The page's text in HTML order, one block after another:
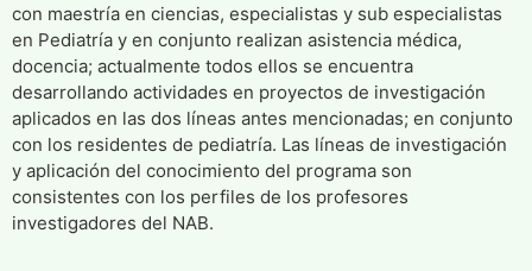
con maestría en ciencias, especialistas y sub especialistas
en Pediatría y en conjunto realizan asistencia médica,
docencia; actualmente todos ellos se encuentra
desarrollando actividades en proyectos de investigación
aplicados en las dos líneas antes mencionadas; en conjunto
con los residentes de pediatría. Las líneas de investigación
y aplicación del conocimiento del programa son
consistentes con los perfiles de los profesores
investigadores del NAB.